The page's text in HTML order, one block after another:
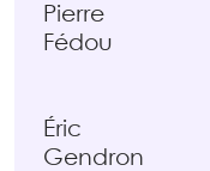
Pierre
Fédou
Éric
Gendron